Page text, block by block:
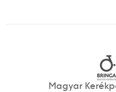
Magyar